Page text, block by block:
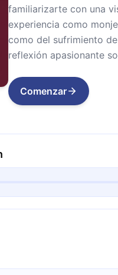
familiarizarte con una
experiencia como
como del sufrimiento
reflexión apasionante
Comenzar